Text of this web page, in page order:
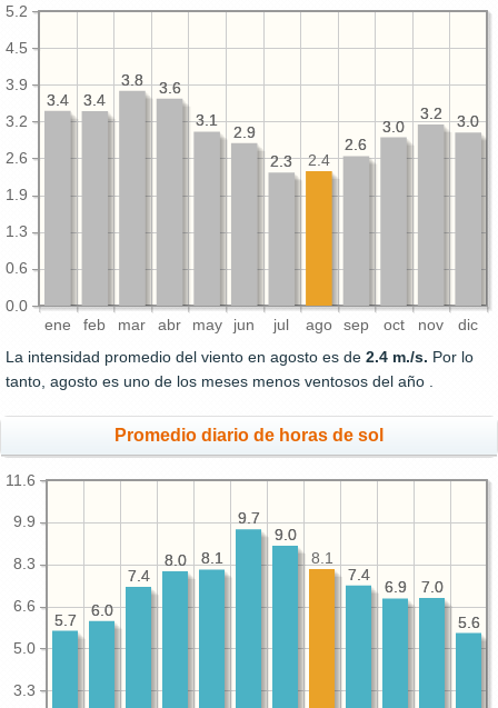
ene feb mar abr may jun jul ago sep oct nov dic
0.0
0.6
1.3
1.9
2.6
3.2
3.9
4.5
5.2
3.0
3.2
3.0
2.6
2.3
2.9
3.1
3.6
3.8
3.4
3.4
3.0
3.2
3.0
2.6
2.4
2.3
2.9
3.1
3.6
3.8
3.4
3.4
La intensidad promedio del viento en agosto es de 2.4 m./s. Por lo
tanto, agosto es uno de los meses menos ventosos del año .
Promedio diario de horas de sol
3.3
5.0
6.6
8.3
9.9
11.6
5.6
7.0
6.9
7.4
9.0
9.7
8.1
8.0
7.4
6.0
5.7 5.6
7.0
6.9
7.4
8.1
9.0
9.7
8.1
8.0
7.4
6.0
5.7